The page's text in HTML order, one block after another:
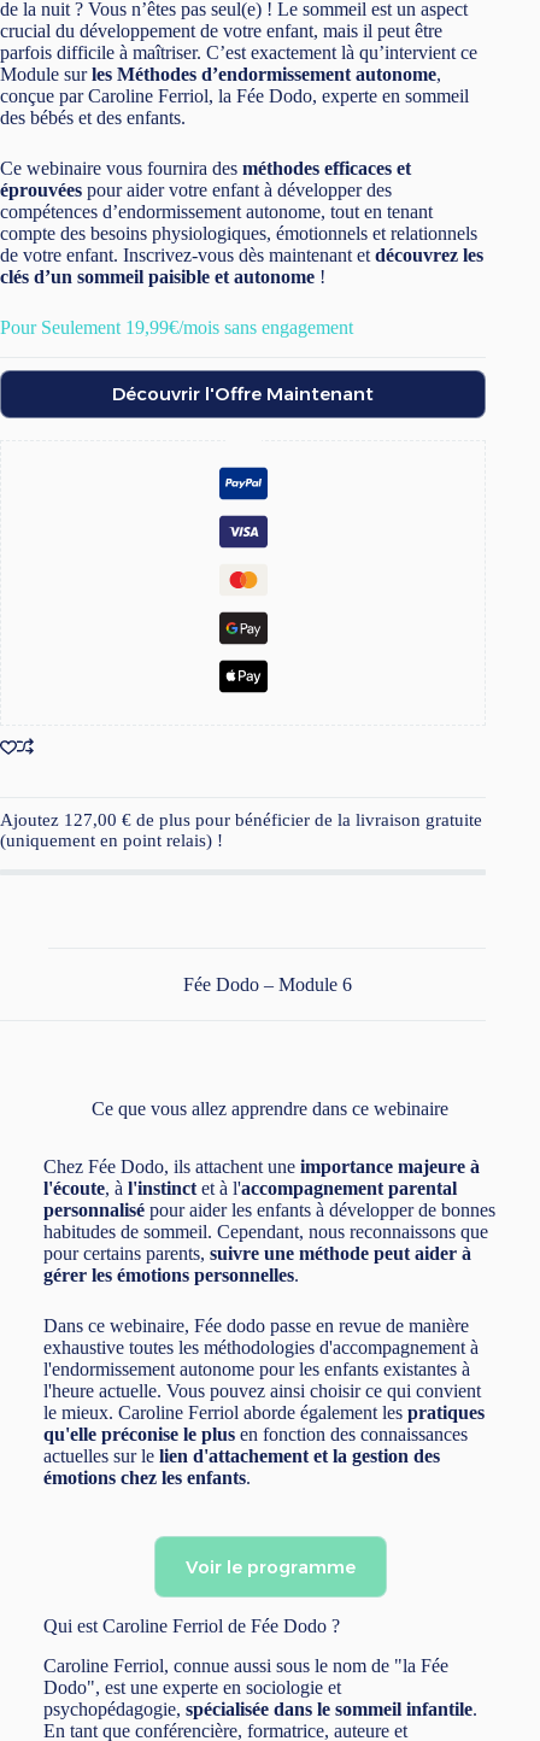
de la nuit ? Vous n’êtes pas seul(e) ! Le sommeil est un aspect
crucial du développement de votre enfant, mais il peut être
parfois difficile à maîtriser. C’est exactement là qu’intervient ce
Module surles Méthodes d’endormissement autonome,
conçue par Caroline Ferriol, la Fée Dodo, experte en sommeil
des bébés et des enfants.
Ce webinaire vous fournira des méthodes efficaces et
éprouvées pour aider votre enfant à développer des
compétences d’endormissement autonome, tout en tenant
compte des besoins physiologiques, émotionnels et relationnels
de votre enfant. Inscrivez-vous dès maintenant et découvrez les
clés d’un sommeil paisible et autonome !
Pour Seulement 19,99€/mois sans engagement
Découvrir l'Offre Maintenant
Ajoutez 127,00 € de plus pour bénéficier de la livraison gratuite
(uniquement en point relais) !
Fée Dodo – Module 6
Ce que vous allez apprendre dans ce webinaire
Chez Fée Dodo, ils attachent une importance majeure à
l'écoute, à l'instinctet à l'accompagnement parental
personnalisépour aider les enfants à développer de bonnes
habitudes de sommeil. Cependant, nous reconnaissons que
pour certains parents, suivre une méthode peut aider à
gérer les émotions personnelles.
Dans ce webinaire, Fée dodo passe en revue de manière
exhaustive toutes les méthodologies d'accompagnement à
l'endormissement autonome pour les enfants existantes à
l'heure actuelle. Vous pouvez ainsi choisir ce qui convient
le mieux. Caroline Ferriol aborde également les pratiques
qu'elle préconise le plusen fonction des connaissances
actuelles sur le lien d'attachement et la gestion des
émotions chez les enfants.
Voir le programme
Qui est Caroline Ferriol de Fée Dodo ?
Caroline Ferriol, connue aussi sous le nom de "la Fée
Dodo", est une experte en sociologie et
psychopédagogie, spécialisée dans le sommeil infantile.
En tant que conférencière, formatrice, auteure et